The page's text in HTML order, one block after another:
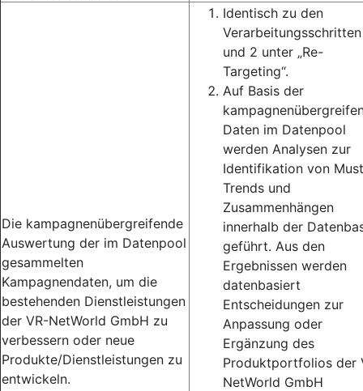
Die kampagnenübergreifende
Auswertung der im Datenpool
gesammelten
Kampagnendaten, um die
bestehenden Dienstleistungen
der VR-NetWorld GmbH zu
verbessern oder neue
Produkte/Dienstleistungen zu
entwickeln.
Identisch zu den
Verarbeitungsschritten
und 2 unter „Re-
Targeting“.
Auf Basis der
Daten im Datenpool
werden Analysen zur
Identifikation von
Trends und
Zusammenhängen
innerhalb der
geführt. Aus den
Ergebnissen werden
datenbasiert
Entscheidungen zur
Anpassung oder
Ergänzung des
Produktportfolios der
NetWorld GmbH